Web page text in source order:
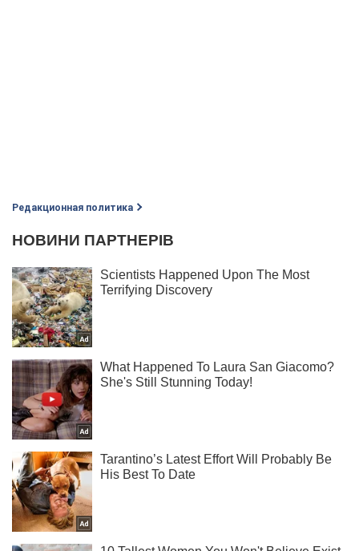
Редакционная политика